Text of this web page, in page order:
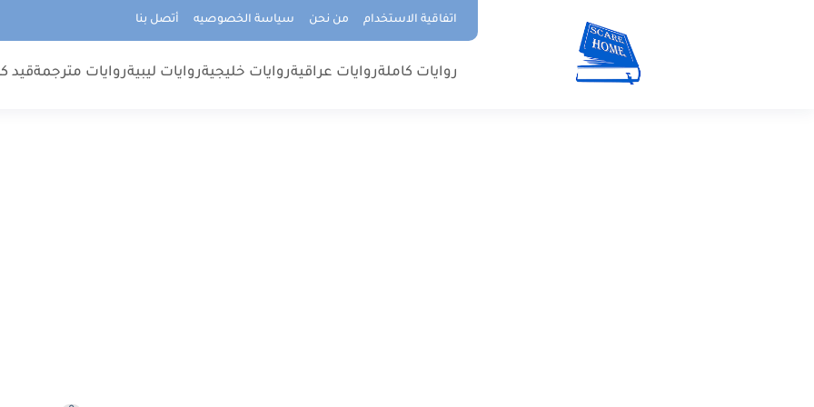
اتفاقية الاستخدام من نحن سياسة الخصوصيه أتصل بنا
روايات كاملةروايات عراقيةروايات خليجيةروايات ليبيةروايات مترجمةقيد